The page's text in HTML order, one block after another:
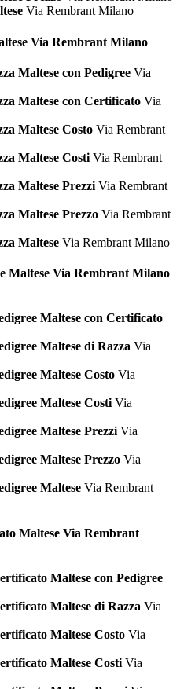
Via Rembrant Milano
Via Rembrant Milano
Maltese con Pedigree Via
Maltese con Certificato Via
Maltese Costo Via Rembrant
Maltese Costi Via Rembrant
Maltese Prezzi Via Rembrant
Maltese Prezzo Via Rembrant
Maltese Via Rembrant Milano
Maltese Via Rembrant Milano
Maltese con Certificato
Maltese di Razza Via
Maltese Costo Via
Maltese Costi Via
Maltese Prezzi Via
Maltese Prezzo Via
Maltese Via Rembrant
Maltese Via Rembrant
Maltese con Pedigree
Maltese di Razza Via
Maltese Costo Via
Maltese Costi Via